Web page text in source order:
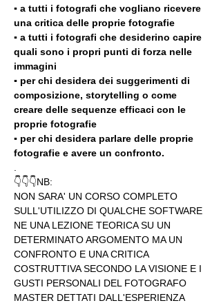
▪️ a tutti i fotografi che vogliano ricevere
una critica delle proprie fotografie
▪️ a tutti i fotografi che desiderino capire
quali sono i propri punti di forza nelle
immagini
▪️ per chi desidera dei suggerimenti di
composizione, storytelling o come
creare delle sequenze efficaci con le
proprie fotografie
▪️ per chi desidera parlare delle proprie
fotografie e avere un confronto.
👇👇👇NB:
NON SARA' UN CORSO COMPLETO
SULL'UTILIZZO DI QUALCHE SOFTWARE
NE UNA LEZIONE TEORICA SU UN
DETERMINATO ARGOMENTO MA UN
CONFRONTO E UNA CRITICA
COSTRUTTIVA SECONDO LA VISIONE E I
GUSTI PERSONALI DEL FOTOGRAFO
MASTER DETTATI DALL'ESPERIENZA